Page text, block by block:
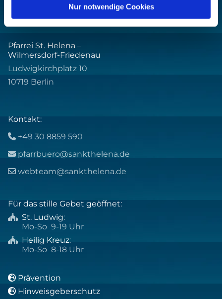
Nur notwendige Cookies
Pfarrei St. Helena –
Wilmersdorf-Friedenau
Ludwigkirchplatz 10
10719 Berlin
Kontakt:
 +49 30 8859 590
 pfarrbuero@sankthelena.de
 webteam@sankthelena.de
Für das stille Gebet geöffnet:
 St. Ludwig:
Mo-So 9-19 Uhr
 Heilig Kreuz:
Mo-So 8-18 Uhr
 Prävention
 Hinweisgeberschutz